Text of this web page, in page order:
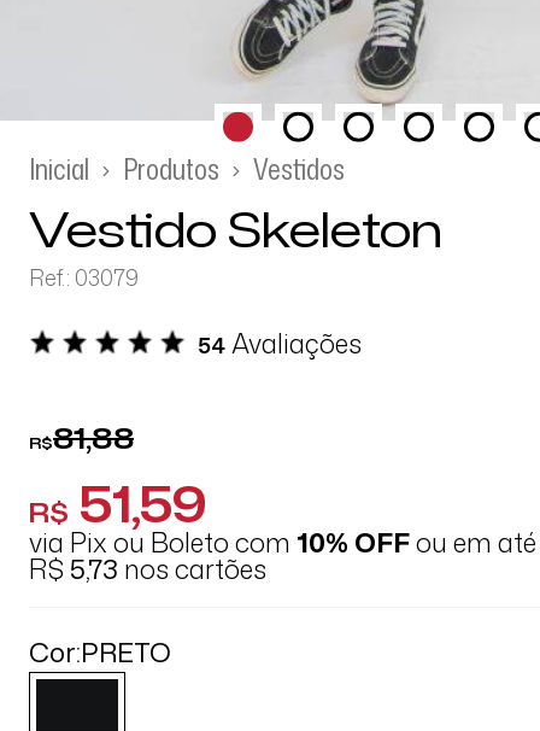
Inicial Produtos Vestidos
Vestido Skeleton
Ref.: 03079
54Avaliações
R$81,88
R$ 51,59
via Pix ou Boleto com 10% OFFou em
R$ 5,73 nos cartões
Cor:PRETO